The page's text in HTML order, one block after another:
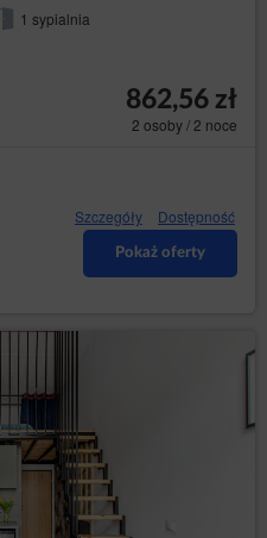
1 sypialnia
862,56 zł
2 osoby / 2 noce
Szczegóły Dostępność
Pokaż oferty